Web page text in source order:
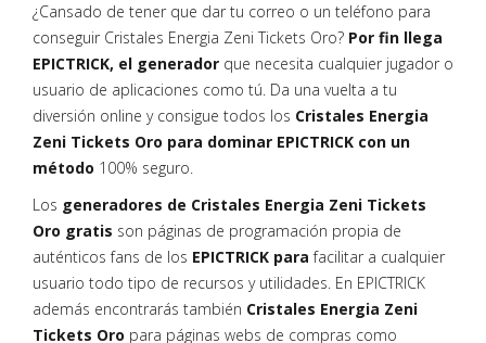
¿Cansado de tener que dar tu correo o un teléfono para
conseguir Cristales Energia Zeni Tickets Oro? Por fin llega
EPICTRICK, el generador que necesita cualquier jugador o
usuario de aplicaciones como tú. Da una vuelta a tu
diversión online y consigue todos los Cristales Energia
Zeni Tickets Oro para dominar EPICTRICK con un
método 100% seguro.
Los generadores de Cristales Energia Zeni Tickets
Oro gratis son páginas de programación propia de
auténticos fans de los EPICTRICK para facilitar a cualquier
usuario todo tipo de recursos y utilidades. En EPICTRICK
además encontrarás también Cristales Energia Zeni
Tickets Oro para páginas webs de compras como